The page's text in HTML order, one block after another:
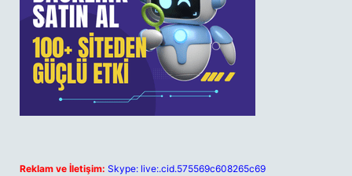
Reklam ve İletişim: Skype: live:.cid.575569c608265c69